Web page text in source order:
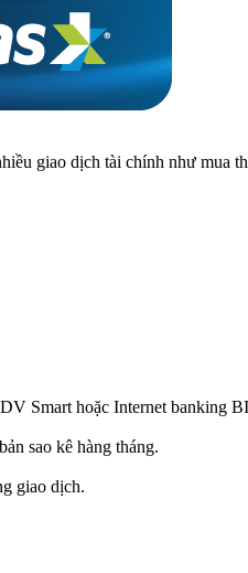
giao dịch tài chính như mua
Smart hoặc Internet banking
sao kê hàng tháng.
giao dịch.